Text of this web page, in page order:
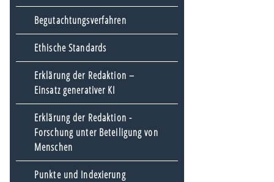
Begutachtungsverfahren
Ethische Standards
Erklärung der Redaktion –
Einsatz generativer KI
Erklärung der Redaktion -
Forschung unter Beteiligung von
Menschen
Punkte und Indexierung